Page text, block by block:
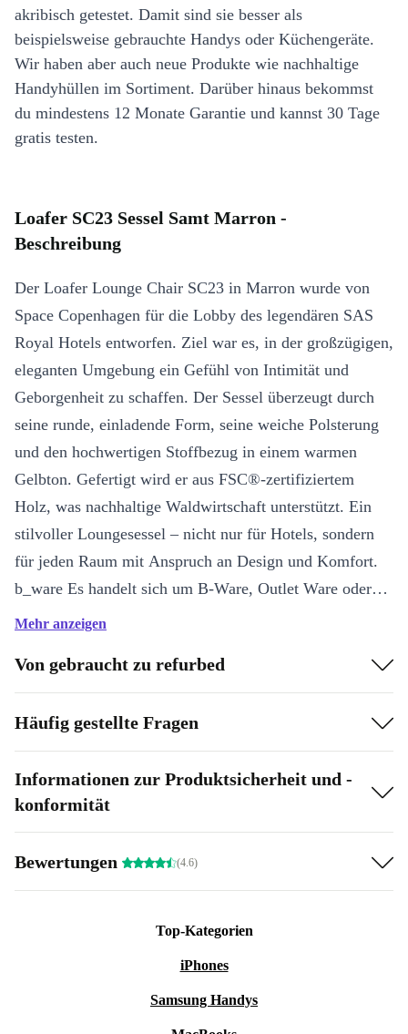
akribisch getestet. Damit sind sie besser als
beispielsweise gebrauchte Handys oder Küchengeräte.
Wir haben aber auch neue Produkte wie nachhaltige
Handyhüllen im Sortiment. Darüber hinaus bekommst
du mindestens 12 Monate Garantie und kannst 30 Tage
gratis testen.
Loafer SC23 Sessel Samt Marron -
Beschreibung
Der Loafer Lounge Chair SC23 in Marron wurde von
Space Copenhagen für die Lobby des legendären SAS
Royal Hotels entworfen. Ziel war es, in der großzügigen,
eleganten Umgebung ein Gefühl von Intimität und
Geborgenheit zu schaffen. Der Sessel überzeugt durch
seine runde, einladende Form, seine weiche Polsterung
und den hochwertigen Stoffbezug in einem warmen
Gelbton. Gefertigt wird er aus FSC®-zertifiziertem
Holz, was nachhaltige Waldwirtschaft unterstützt. Ein
stilvoller Loungesessel – nicht nur für Hotels, sondern
für jeden Raum mit Anspruch an Design und Komfort.
b_ware Es handelt sich um B-Ware, Outlet Ware oder
Ausstellungsstücke in gutem Zustand. Das Produkt weist
mittlere Verschmutzungen, Kratzer oder Makel, auch im
sichtbaren Bereich. Das Produkt ist voll funktionsfähig.
Der Sessel weist Abriebspuren und Flecken am Stoff
auf. Bitte beachte die Zustandsbilder.
Mehr anzeigen
Von gebraucht zu refurbed
Häufig gestellte Fragen
Informationen zur Produktsicherheit und -
konformität
Bewertungen (4.6)
Top-Kategorien
iPhones
Samsung Handys